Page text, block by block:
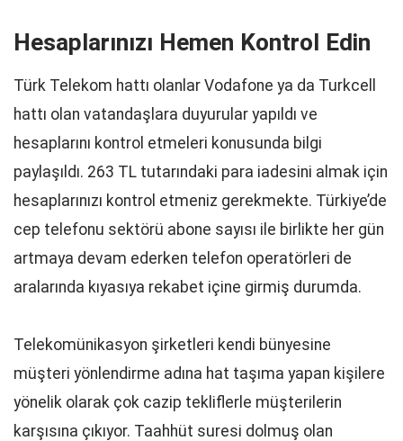
Hesaplarınızı Hemen Kontrol Edin
Türk Telekom hattı olanlar Vodafone ya da Turkcell
hattı olan vatandaşlara duyurular yapıldı ve
hesaplarını kontrol etmeleri konusunda bilgi
paylaşıldı. 263 TL tutarındaki para iadesini almak için
hesaplarınızı kontrol etmeniz gerekmekte. Türkiye’de
cep telefonu sektörü abone sayısı ile birlikte her gün
artmaya devam ederken telefon operatörleri de
aralarında kıyasıya rekabet içine girmiş durumda.
Telekomünikasyon şirketleri kendi bünyesine
müşteri yönlendirme adına hat taşıma yapan kişilere
yönelik olarak çok cazip tekliflerle müşterilerin
karşısına çıkıyor. Taahhüt suresi dolmuş olan